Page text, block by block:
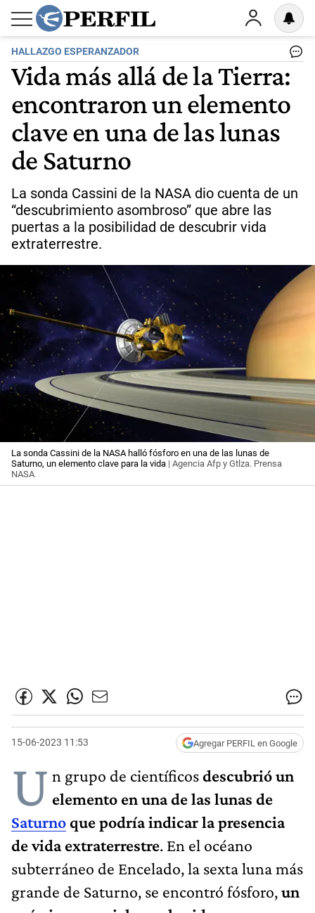
HALLAZGO ESPERANZADOR
Vida más allá de la Tierra:
encontraron un elemento
clave en una de las lunas
de Saturno
La sonda Cassini de la NASA dio cuenta de un
“descubrimiento asombroso” que abre las
puertas a la posibilidad de descubrir vida
extraterrestre.
La sonda Cassini de la NASA halló fósforo en una de las lunas de
Saturno, un elemento clave para la vida | Agencia Afp y Gtlza. Prensa
NASA
15-06-2023 11:53 Agregar PERFIL en Google
U n grupo de científicosdescubrió un
elemento en una de las lunas de
Saturno que podría indicar la presencia
de vida extraterrestre. En el océano
subterráneo de Encelado, la sexta luna más
grande de Saturno, se encontró fósforo,un